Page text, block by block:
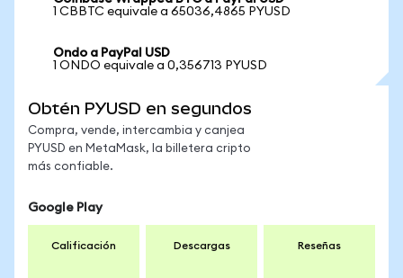
1 CBBTC equivale a 65036,4865 PYUSD
Ondo a PayPal USD
1 ONDO equivale a 0,356713 PYUSD
Obtén PYUSD en segundos
Compra, vende, intercambia y canjea
PYUSD en MetaMask, la billetera cripto
más confiable.
Google Play
Calificación Descargas Reseñas